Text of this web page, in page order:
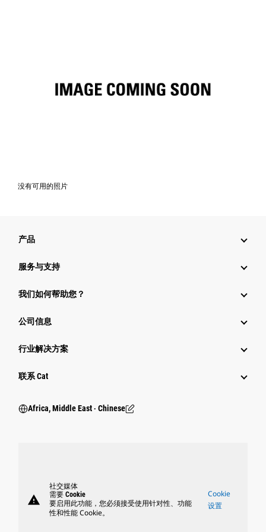
没有可用的照片
产品
服务与支持
我们如何帮助您？
公司信息
行业解决方案
行业
联系 Cat
Africa, Middle East ‧ Chinese
warning
社交媒体
需要 Cookie
要启用此功能，您必须接受使用针对性、功能
性和性能 Cookie。
Cookie
设置